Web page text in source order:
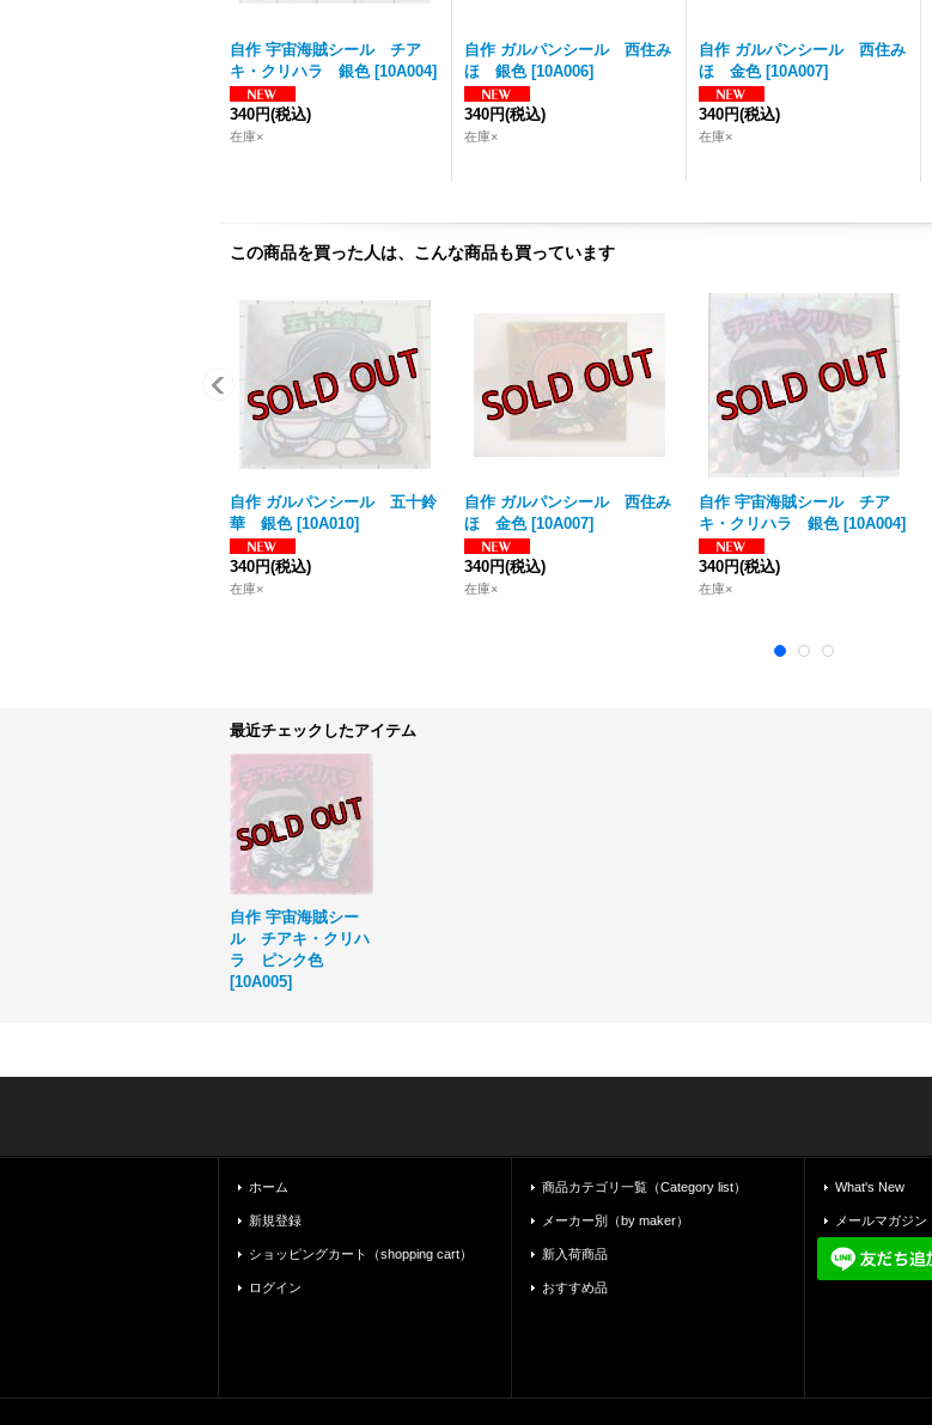
自作 宇宙海賊シール チア
キ・クリハラ 銀色 [10A004]
340円(税込)
在庫×
自作 ガルパンシール 西住み
ほ 銀色 [10A006]
340円(税込)
在庫×
自作 ガルパンシール 西住み
ほ 金色 [10A007]
340円(税込)
在庫×
この商品を買った人は、こんな商品も買っています
自作 ガルパンシール 五十鈴
華 銀色 [10A010]
340円(税込)
在庫×
自作 ガルパンシール 西住み
ほ 金色 [10A007]
340円(税込)
在庫×
自作 宇宙海賊シール チア
キ・クリハラ 銀色 [10A004]
340円(税込)
在庫×
最近チェックしたアイテム
自作 宇宙海賊シー
ル チアキ・クリハ
ラ ピンク色
[10A005]
ホーム
新規登録
ショッピングカート（shopping cart）
ログイン
商品カテゴリ一覧（Category list）
メーカー別（by maker）
新入荷商品
おすすめ品
What's New
メールマガジン